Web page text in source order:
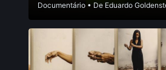
Documentário • De Eduardo